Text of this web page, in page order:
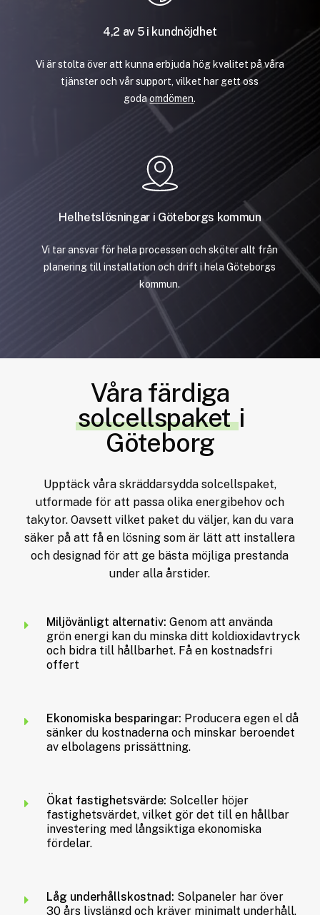
4,2 av 5 i kundnöjdhet
Vi är stolta över att kunna erbjuda hög kvalitet på våra
tjänster och vår support, vilket har gett oss
godaomdömen.
Helhetslösningar i Göteborgs kommun
Vi tar ansvar för hela processen och sköter allt från
planering till installation och drift i hela Göteborgs
kommun.
Våra färdiga
solcellspaketi
Göteborg
Upptäck våra skräddarsydda solcellspaket,
utformade för att passa olika energibehov och
takytor. Oavsett vilket paket du väljer, kan du vara
säker på att få en lösning som är lätt att installera
och designad för att ge bästa möjliga prestanda
under alla årstider.
Miljövänligt alternativ: Genom att använda
grön energi kan du minska ditt koldioxidavtryck
och bidra till hållbarhet. Få en kostnadsfri
offert
Ekonomiska besparingar: Producera egen el då
sänker du kostnaderna och minskar beroendet
av elbolagens prissättning.
Ökat fastighetsvärde: Solceller höjer
fastighetsvärdet, vilket gör det till en hållbar
investering med långsiktiga ekonomiska
fördelar.
Låg underhållskostnad: Solpaneler har över
30 års livslängd och kräver minimalt underhåll,